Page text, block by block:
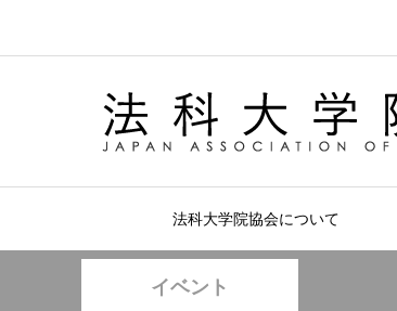
法科大学院協会について
イベント